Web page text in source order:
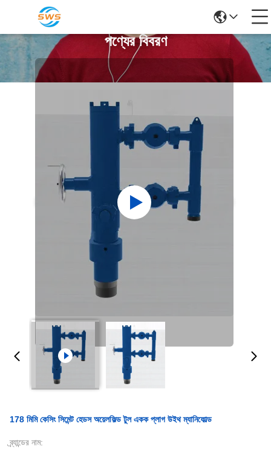
পণ্যের বিবরণ
178 মিমি কেসিং সিমেন্ট হেডস অয়েলফিল্ড টুল একক প্লাগ উইথ ম্যানিফোল্ড
ব্র্যান্ডের নাম: